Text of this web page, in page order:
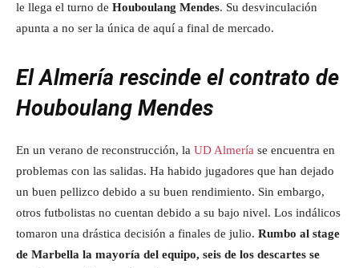
le llega el turno de Houboulang Mendes. Su desvinculación
apunta a no ser la única de aquí a final de mercado.
El Almería rescinde el contrato de
Houboulang Mendes
En un verano de reconstrucción, la UD Almería se encuentra en
problemas con las salidas. Ha habido jugadores que han dejado
un buen pellizco debido a su buen rendimiento. Sin embargo,
otros futbolistas no cuentan debido a su bajo nivel. Los indálicos
tomaron una drástica decisión a finales de julio. Rumbo al stage
de Marbella la mayoría del equipo, seis de los descartes se